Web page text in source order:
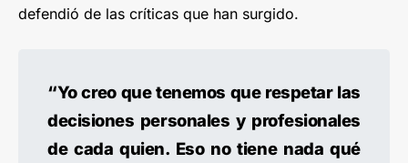
defendió de las críticas que han surgido.
“Yo creo que tenemos que respetar las
decisiones personales y profesionales
de cada quien. Eso no tiene nada qué